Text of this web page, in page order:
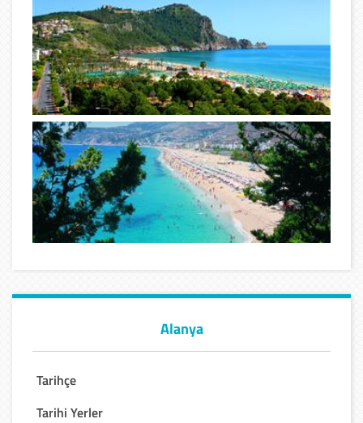
Alanya
Tarihçe
Tarihi Yerler